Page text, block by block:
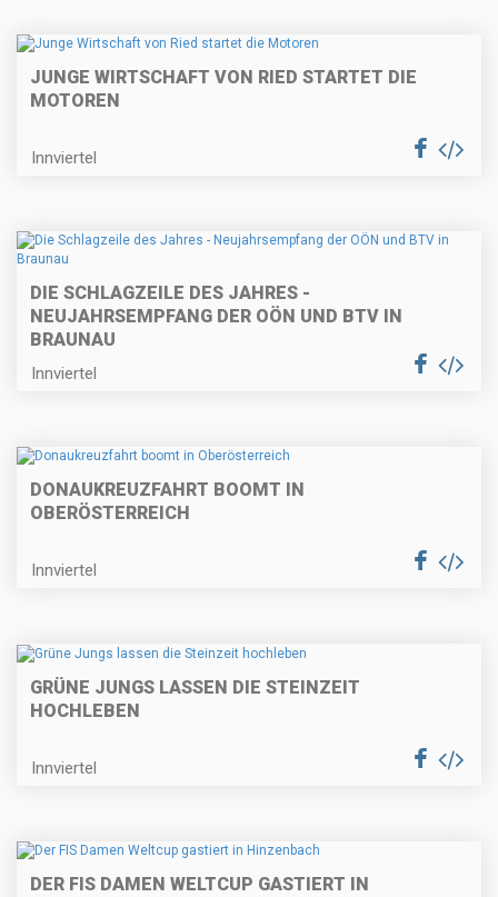
JUNGE WIRTSCHAFT VON RIED STARTET DIE
MOTOREN
Innviertel
DIE SCHLAGZEILE DES JAHRES -
NEUJAHRSEMPFANG DER OÖN UND BTV IN
BRAUNAU
Innviertel
DONAUKREUZFAHRT BOOMT IN
OBERÖSTERREICH
Innviertel
GRÜNE JUNGS LASSEN DIE STEINZEIT
HOCHLEBEN
Innviertel
DER FIS DAMEN WELTCUP GASTIERT IN